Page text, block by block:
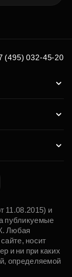
(495) 032-45-20
11.08.2015) и
публикуемые
Любая
носит
и ни при каких
определяемой